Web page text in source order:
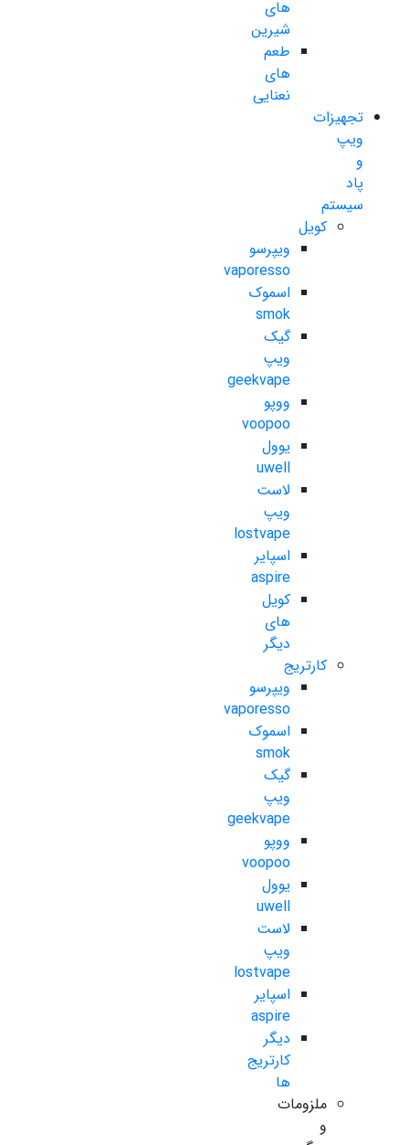
های
شیرین
طعم
های
نعنایی
تجهیزات
ویپ
و
پاد
سیستم
کویل
ویپرسو
vaporesso
اسموک
smok
گیک
ویپ
geekvape
ووپو
voopoo
یوول
uwell
لاست
ویپ
lostvape
اسپایر
aspire
کویل
های
دیگر
کارتریج
ویپرسو
vaporesso
اسموک
smok
گیک
ویپ
geekvape
ووپو
voopoo
یوول
uwell
لاست
ویپ
lostvape
اسپایر
aspire
دیگر
کارتریج
ها
ملزومات
و